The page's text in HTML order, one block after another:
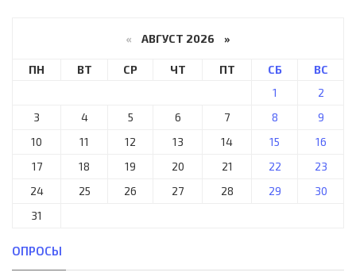
« АВГУСТ 2026 »
ПН ВТ СР ЧТ ПТ СБ
ВС
1
2
3
4 5 6 7 8
9
10
11 12 13 14 15
16
17
18 19 20 21 22
23
24
25 26 27 28 29
30
31
ОПРОСЫ